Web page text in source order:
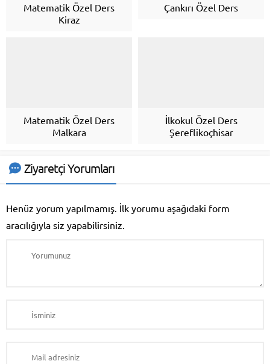
Matematik Özel Ders
Kiraz
Çankırı Özel Ders
Matematik Özel Ders
Malkara
İlkokul Özel Ders
Şereflikoçhisar
Ziyaretçi Yorumları
Henüz yorum yapılmamış. İlk yorumu aşağıdaki form
aracılığıyla siz yapabilirsiniz.